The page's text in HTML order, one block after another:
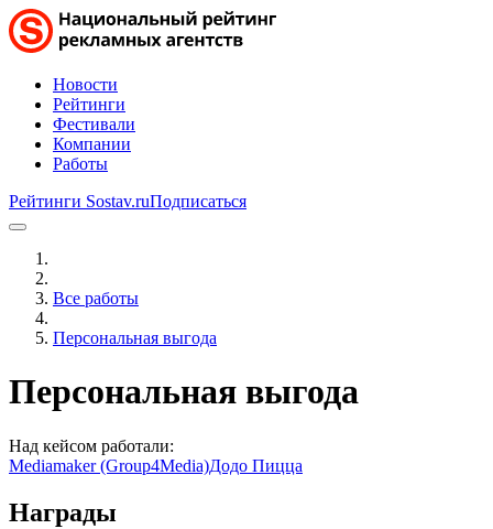
Новости
Рейтинги
Фестивали
Компании
Работы
Рейтинги Sostav.ruПодписаться
Все работы
Персональная выгода
Персональная выгода
Над кейсом работали:
Mediamaker (Group4Media)Додо Пицца
Награды